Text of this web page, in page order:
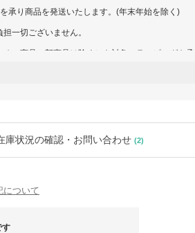
承り商品を発送いたします。(年末年始を除く)
一切ございません。
めの商品一部商品は除く）を対象にラッピングを承
【ヤマト運輸 - 宅急便・ラッピングあり (+200
資材（リボン・包装資材・手提げ紙袋）はご用
掲載のイメージとは異なる場合がございます。
状態の為、在庫確認(確保)は行っておりません。
ます。予めご了承お願いいたします。
庫状況の確認・お問い合わせ (2)
について
す